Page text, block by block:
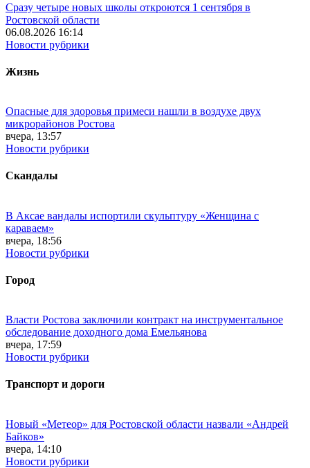
Сразу четыре новых школы откроются 1 сентября в
Ростовской области
06.08.2026 16:14
Новости рубрики
Жизнь
Опасные для здоровья примеси нашли в воздухе двух
микрорайонов Ростова
вчера, 13:57
Новости рубрики
Скандалы
В Аксае вандалы испортили скульптуру «Женщина с
караваем»
вчера, 18:56
Новости рубрики
Город
Власти Ростова заключили контракт на инструментальное
обследование доходного дома Емельянова
вчера, 17:59
Новости рубрики
Транспорт и дороги
Новый «Метеор» для Ростовской области назвали «Андрей
Байков»
вчера, 14:10
Новости рубрики